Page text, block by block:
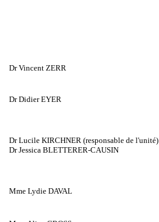
DrVincent ZERR
Dr Didier EYER
Dr Lucile KIRCHNER (responsable de l'unité)
Dr Jessica BLETTERER-CAUSIN
Mme Lydie DAVAL